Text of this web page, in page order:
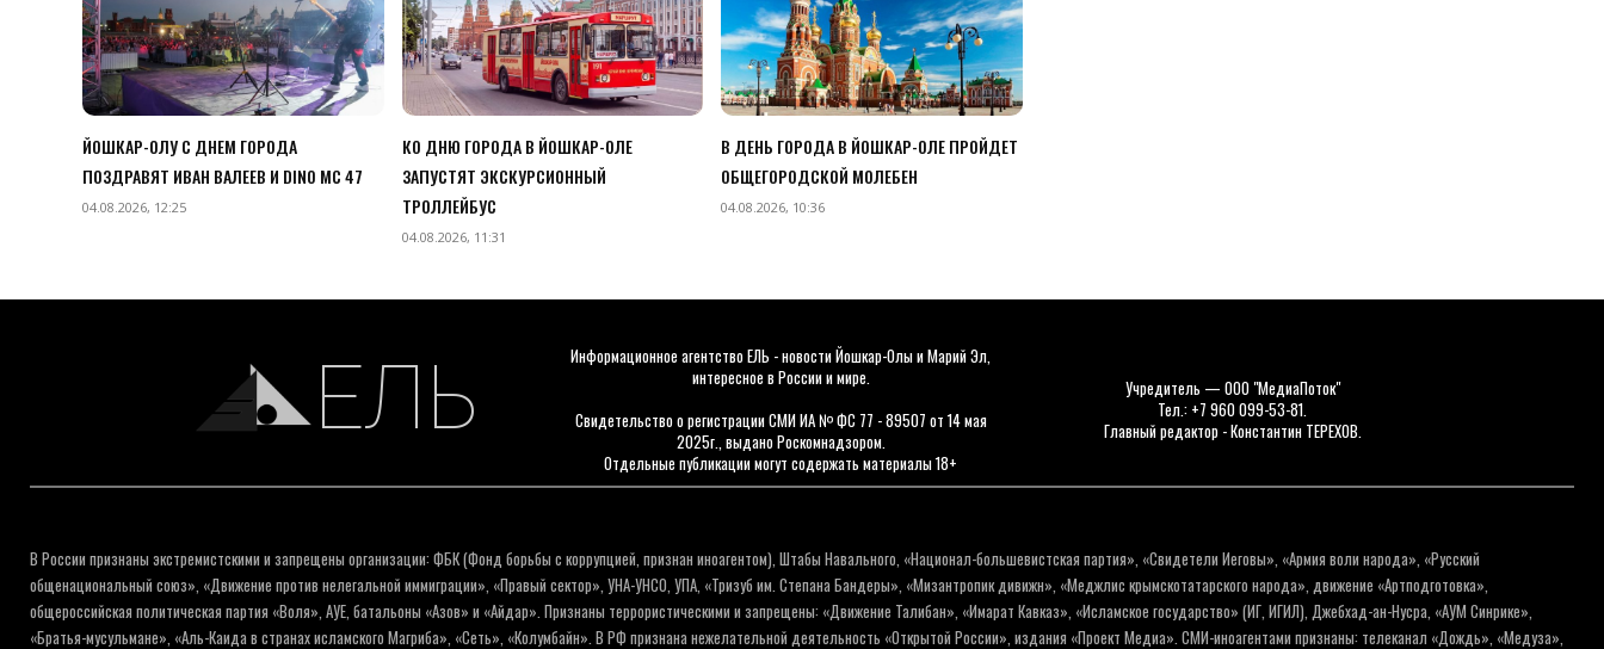
ЙОШКАР-ОЛУ С ДНЕМ ГОРОДА
ПОЗДРАВЯТ ИВАН ВАЛЕЕВ И DINO MC 47
04.08.2026, 12:25
КО ДНЮ ГОРОДА В ЙОШКАР-ОЛЕ
ЗАПУСТЯТ ЭКСКУРСИОННЫЙ
ТРОЛЛЕЙБУС
04.08.2026, 11:31
В ДЕНЬ ГОРОДА В ЙОШКАР-ОЛЕ ПРОЙДЕТ
ОБЩЕГОРОДСКОЙ МОЛЕБЕН
04.08.2026, 10:36
ЕЛЬ
Информационное агентство ЕЛЬ - новости Йошкар-Олы и Марий Эл,
интересное в России и мире.
Свидетельство о регистрации СМИ ИА № ФС 77 - 89507 от 14 мая
2025г., выдано Роскомнадзором.
Отдельные публикации могут содержать материалы 18+
Учредитель — ООО "МедиаПоток"
Тел.: +7 960 099-53-81.
Главный редактор - Константин ТЕРЕХОВ.
В России признаны экстремистскими и запрещены организации: ФБК (Фонд борьбы с коррупцией, признан иноагентом), Штабы Навального, «Национал-большевистская партия», «Свидетели Иеговы», «Армия воли народа», «Русский
общенациональный союз», «Движение против нелегальной иммиграции», «Правый сектор», УНА-УНСО, УПА, «Тризуб им. Степана Бандеры», «Мизантропик дивижн», «Меджлис крымскотатарского народа», движение «Артподготовка»,
общероссийская политическая партия «Воля», АУЕ, батальоны «Азов» и «Айдар». Признаны террористическими и запрещены: «Движение Талибан», «Имарат Кавказ», «Исламское государство» (ИГ, ИГИЛ), Джебхад-ан-Нусра, «АУМ Синрике»,
«Братья-мусульмане», «Аль-Каида в странах исламского Магриба», «Сеть», «Колумбайн». В РФ признана нежелательной деятельность «Открытой России», издания «Проект Медиа». СМИ-иноагентами признаны: телеканал «Дождь», «Медуза»,